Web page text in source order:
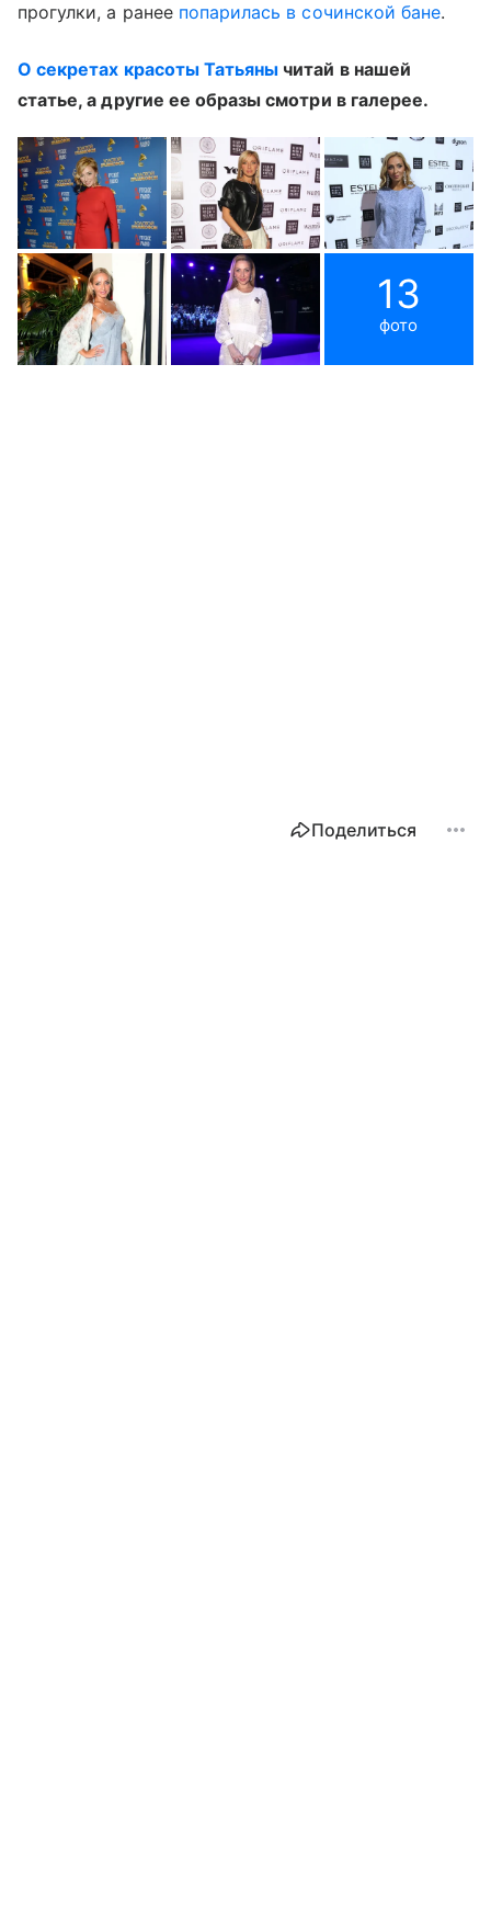
прогулки, а ранее попарилась в сочинской бане.
О секретах красоты Татьяны читай в нашей
статье, а другие ее образы смотри в галерее.
13
фото
Поделиться